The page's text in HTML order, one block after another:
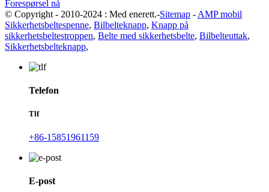
Forespørsel nå
© Copyright - 2010-2024 : Med enerett.-Sitemap - AMP mobil
Sikkerhetsbeltespenne, Bilbelteknapp, Knapp på
sikkerhetsbeltestroppen, Belte med sikkerhetsbelte, Bilbelteuttak,
Sikkerhetsbelteknapp,
Telefon
Tlf
+86-15851961159
E-post